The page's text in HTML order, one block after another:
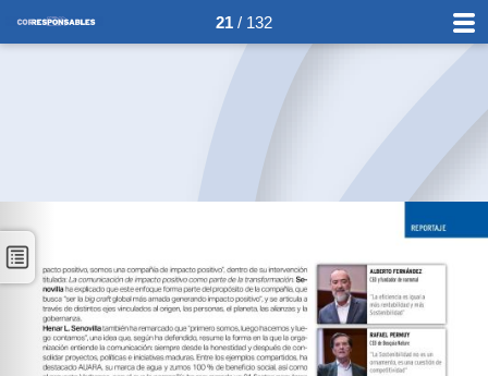
21 / 132